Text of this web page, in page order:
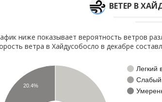
ВЕТЕР В
ниже показывает вероятность ветров
ветра в Хайдусобосло в декабре
Легкий
Слабый
20.4%